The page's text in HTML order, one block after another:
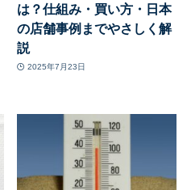
は？仕組み・買い方・日本
の店舗事例までやさしく解
説
2025年7月23日